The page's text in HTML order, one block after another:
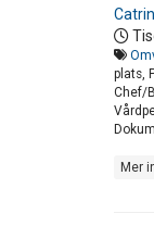
plats,
Chef/
Mer